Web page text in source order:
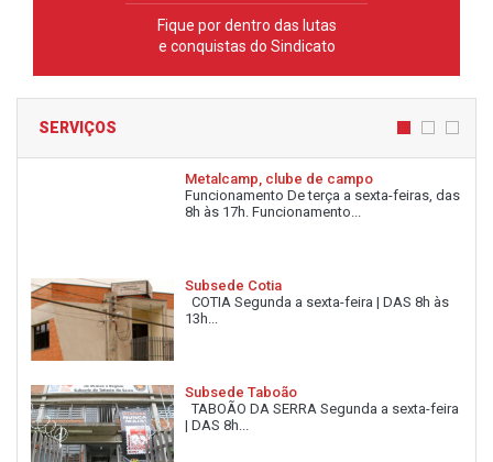
Fique por dentro das lutas
e conquistas do Sindicato
SERVIÇOS
Metalcamp, clube de campo
Funcionamento De terça a sexta-feiras, das
8h às 17h. Funcionamento...
Subsede Cotia
COTIA Segunda a sexta-feira | DAS 8h às
13h...
Subsede Taboão
TABOÃO DA SERRA Segunda a sexta-feira
| DAS 8h...